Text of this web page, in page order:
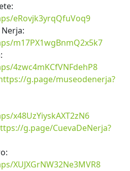
eRovjk3yrqQfuVoq9
m17PX1wgBnmQ2x5k7
4zwc4mKCfVNFdehP8
g.page/museodenerja?
x48UzYiyskAXT2zN6
g.page/CuevaDeNerja?
XUJXGrNW32Ne3MVR8